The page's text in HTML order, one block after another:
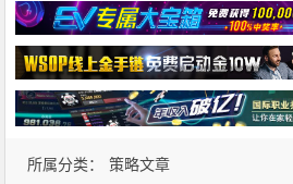
所属分类： 策略文章